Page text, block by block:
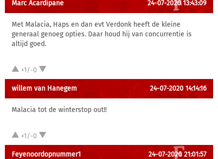
Marc Acardipane 24-07-2020 13:43:09
Met Malacia, Haps en dan evt Verdonk heeft de kleine
generaal genoeg opties. Daar houd hij van concurrentie is
altijd goed.
+1/-0
willem van Hanegem 24-07-2020 14:14:16
Malacia tot de winterstop out!!
+1/-0
Feyenoordopnummer1 24-07-2020 21:01:57